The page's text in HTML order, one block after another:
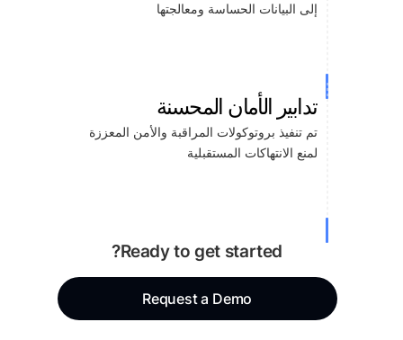
إلى البيانات الحساسة ومعالجتها
تدابير الأمان المحسنة
تم تنفيذ بروتوكولات المراقبة والأمن المعززة
لمنع الانتهاكات المستقبلية
Ready to get started?
Request a Demo